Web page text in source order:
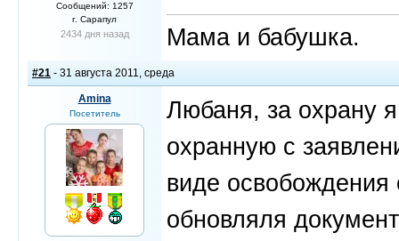
Сообщений: 1257
г. Сарапул
2434 дня назад Мама и бабушка.
#21 - 31 августа 2011, среда
Amina
Посетитель
Любаня, за охрану
охранную с
виде освобождения
обновляля